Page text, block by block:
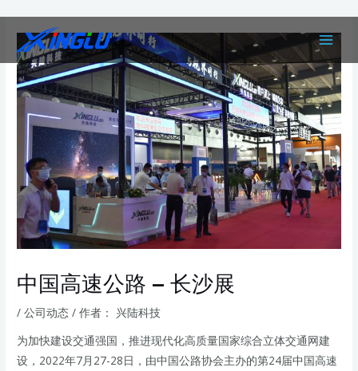
内
MAIN
中国高速公路 – 长沙展
/公司动态 / 作者： 兴陆科技
为加快建设交通强国，推进现代化高质量国家综合立体交通网建
设，2022年7月27-28日，由中国公路协会主办的第24届中国高速
navigation